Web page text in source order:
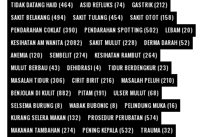
TIDAK DATANG HAID (464)
ASID REFLUKS (74)
GASTRIK (212)
SAKIT BELAKANG (494)
SAKIT TULANG (454)
SAKIT OTOT (158)
PENDARAHAN COKLAT (390)
PENDARAHAN SPOTTING (502)
LEBAM (20)
KESIHATAN AM WANITA (2082)
SAKIT MULUT (228)
DERMA DARAH (52)
ANEMIA (120)
SEMBELIT (274)
KESIHATAN RAMBUT (264)
MULUT BERBAU (43)
DEHIDRASI (4)
TIDUR BERDENGKUR (23)
MASALAH TIDUR (306)
CIRIT BIRIT (216)
MASALAH PELUH (210)
BENJOLAN DI KULIT (882)
PITAM (191)
ULSER MULUT (68)
SELSEMA BURUNG (8)
WABAK BUBONIC (8)
PELINDUNG MUKA (16)
KURANG SELERA MAKAN (132)
PROSEDUR PERUBATAN (574)
MAKANAN TAMBAHAN (274)
PENING KEPALA (532)
TRAUMA (32)